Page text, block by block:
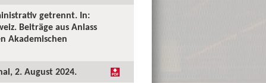
getrennt. In:
Beiträge aus Anlass
Akademischen
2. August 2024.